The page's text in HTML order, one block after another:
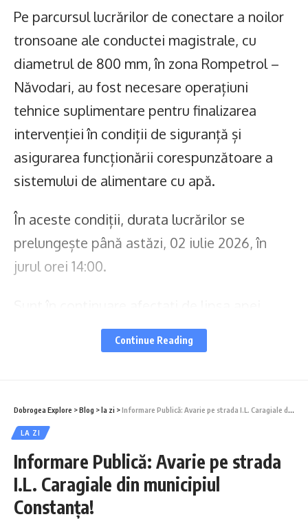
Pe parcursul lucrărilor de conectare a noilor
tronsoane ale conductei magistrale, cu
diametrul de 800 mm, în zona Rompetrol –
Năvodari, au fost necesare operațiuni
tehnice suplimentare pentru finalizarea
intervenției în condiții de siguranță și
asigurarea funcționării corespunzătoare a
sistemului de alimentare cu apă.
În aceste condiții, durata lucrărilor se
prelungește până astăzi, 02 iulie 2026, în
jurul orei 14:00.
consumatorii din zona Industrială Midia
Năvodari, Rafinare Rompetrol și zona Corbu
La reluarea furnizării, apa poate prezenta
modificări temporare de aspect (turbiditate
sau culoare), motiv pentru care recomandăm
utilizarea acesteia doar în scopuri menajere,
până la limpezire.
Continue Reading
Dobrogea Explore >Blog >la zi >Informare Publică: Avarie pe strada I.L. Caragiale din municipiul Constanța!
LA ZI
Informare Publică: Avarie pe strada
I.L. Caragiale din municipiul
Constanța!